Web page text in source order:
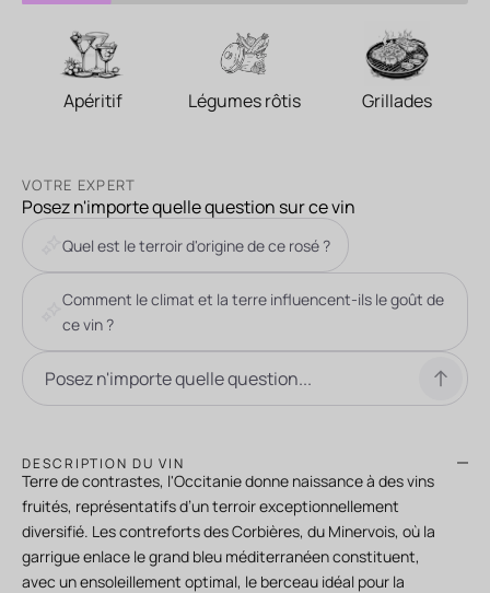
Apéritif Légumes rôtis Grillades
VOTRE EXPERT
Posez n'importe quelle question sur ce vin
Quel est le terroir d'origine de ce rosé ?
Comment le climat et la terre influencent-ils le goût de
ce vin ?
DESCRIPTION DU VIN
Terre de contrastes, l'Occitanie donne naissance à des vins
fruités, représentatifs d’un terroir exceptionnellement
diversifié. Les contreforts des Corbières, du Minervois, où la
garrigue enlace le grand bleu méditerranéen constituent,
avec un ensoleillement optimal, le berceau idéal pour la